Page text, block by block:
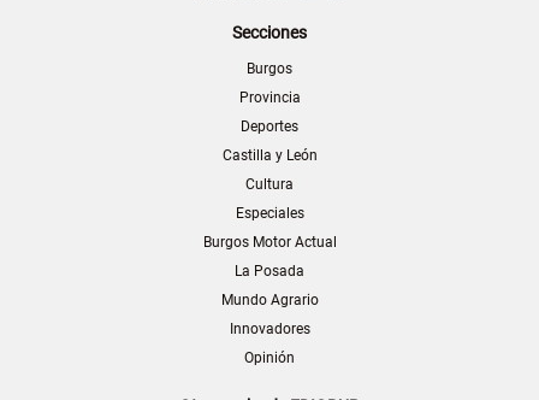
Secciones
Burgos
Provincia
Deportes
Castilla y León
Cultura
Especiales
Burgos Motor Actual
La Posada
Mundo Agrario
Innovadores
Opinión